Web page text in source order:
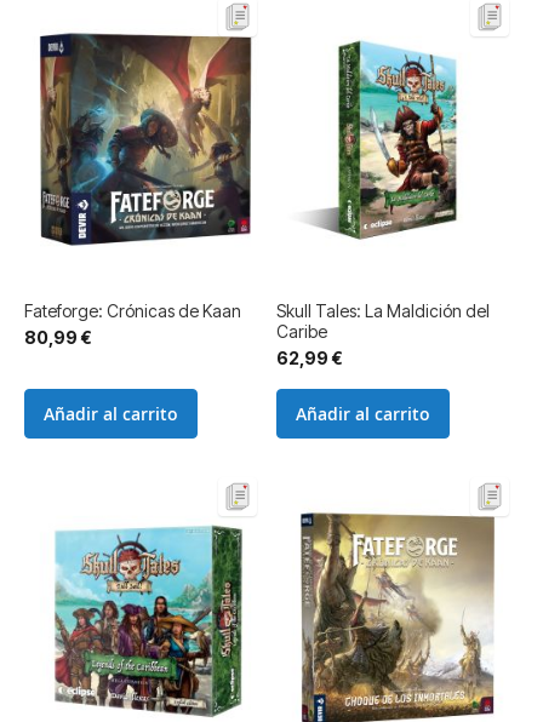
Fateforge: Crónicas de Kaan
80,99 €
Añadir al carrito
Skull Tales: La Maldición del
Caribe
62,99 €
Añadir al carrito